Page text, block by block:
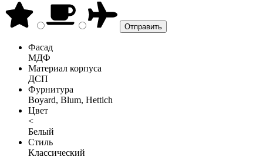
Фасад
МДФ
Материал корпуса
ДСП
Фурнитура
Boyard, Blum, Hettich
Цвет
<
Белый
Стиль
Классический